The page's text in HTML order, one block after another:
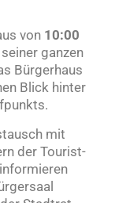
von 10:00
ganzen
Bürgerhaus
Blick hinter
mit
der Tourist-